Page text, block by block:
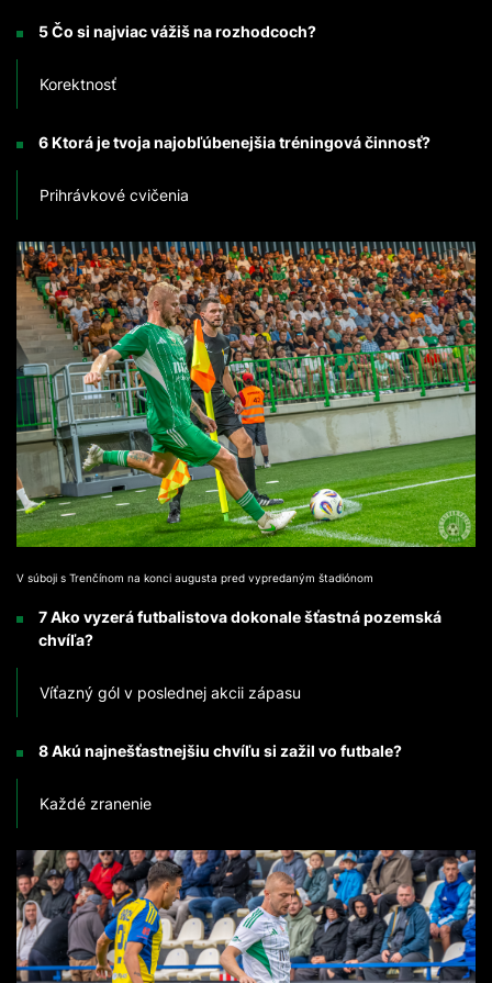
5 Čo si najviac vážiš na rozhodcoch?
Korektnosť
6 Ktorá je tvoja najobľúbenejšia tréningová činnosť?
Prihrávkové cvičenia
V súboji s Trenčínom na konci augusta pred vypredaným štadiónom
7 Ako vyzerá futbalistova dokonale šťastná pozemská
chvíľa?
Víťazný gól v poslednej akcii zápasu
8 Akú najnešťastnejšiu chvíľu si zažil vo futbale?
Každé zranenie